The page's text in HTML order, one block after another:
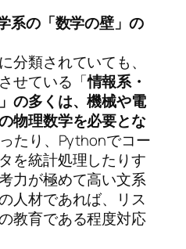
系の「数学の壁」の
分類されていても、
せている「情報系・
の多くは、機械や電
物理数学を必要とな
たり、Pythonでコー
を統計処理したりす
力が極めて高い文系
人材であれば、リス
教育である程度対応